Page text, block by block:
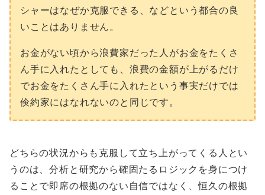
シャーはなぜか克服できる、などという都合の良
いことはありません。
お金がない頃から浪費家だった人がお金をたくさ
ん手に入れたとしても、浪費の金額が上がるだけ
でお金をたくさん手に入れたという事実だけでは
倹約家にはなれないのと同じです。
どちらの状況からも克服して立ち上がってくる人とい
うのは、分析と研究から確固たるロジックを身につけ
ることで即席の根拠のない自信ではなく、恒久の根拠